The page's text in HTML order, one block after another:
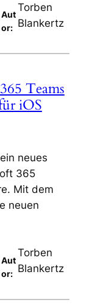
Aut
or:
Torben
Blankertz
Teams
iOS
neues
365
Mit dem
neuen
Aut
or:
Torben
Blankertz